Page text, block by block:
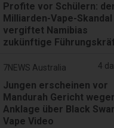
Profite vor Schülern:
Milliarden-Vape-Skandal
vergiftet Namibias
zukünftige
7NEWS Australia 4
Jungen erscheinen vor
Mandurah Gericht
Anklage über Black
Vape Video